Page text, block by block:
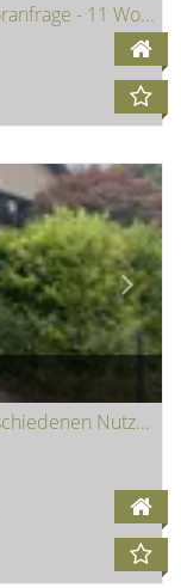
Neubauprojekt mit genehmigter Bauvoranfrage - 11 Wohneinheiten im Ortszentrum von Bonn-Ippendorf
Großzügiges Zweifamilienhaus mit verschiedenen Nutzungsmöglichkeiten + zusätzlichem Baugrundstück